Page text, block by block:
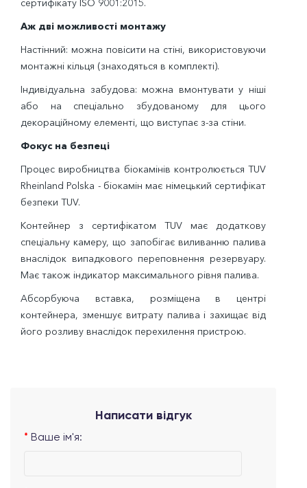
сертифікату ISO 9001:2015.
Аж дві можливості монтажу
Настінний: можна повісити на стіні, використовуючи
монтажні кільця (знаходяться в комплекті).
Індивідуальна забудова: можна вмонтувати у ніші
або на спеціально збудованому для цього
декораційному елементі, що виступає з-за стіни.
Фокус на безпеці
Процес виробництва біокамінів контролюється TUV
Rheinland Polska - біокамін має німецький сертифікат
безпеки TUV.
Контейнер з сертифікатом TUV має додаткову
спеціальну камеру, що запобігає виливанню палива
внаслідок випадкового переповнення резервуару.
Має також індикатор максимального рівня палива.
Абсорбуюча вставка, розміщена в центрі
контейнера, зменшує витрату палива і захищає від
його розливу внаслідок перехилення пристрою.
Написати відгук
Ваше ім'я: